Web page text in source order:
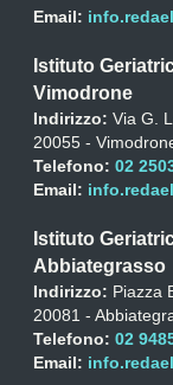
Email:
Istituto
Vimodrone
Indirizzo: Via G.
20055 -
Telefono: 02
Email:
Istituto
Abbiategrasso
Indirizzo: Piazza
20081 -
Telefono: 02
Email: